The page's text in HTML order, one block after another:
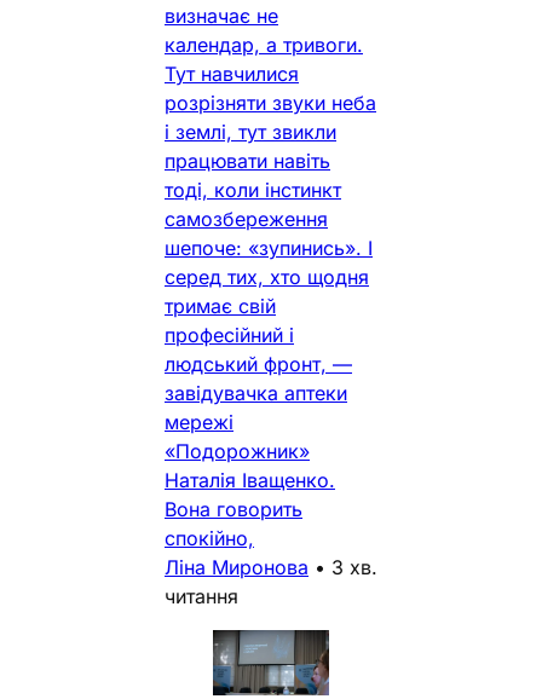
визначає не
календар, а тривоги.
Тут навчилися
розрізняти звуки неба
і землі, тут звикли
працювати навіть
тоді, коли інстинкт
самозбереження
шепоче: «зупинись». І
серед тих, хто щодня
тримає свій
професійний і
людський фронт, —
завідувачка аптеки
мережі
«Подорожник»
Наталія Іващенко.
Вона говорить
спокійно,
Ліна Миронова • 3 хв.
читання